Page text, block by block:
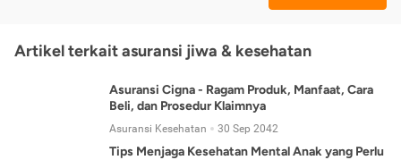
Artikel terkait asuransi jiwa & kesehatan
Asuransi Cigna - Ragam Produk, Manfaat, Cara
Beli, dan Prosedur Klaimnya
Asuransi Kesehatan 30 Sep 2042
Tips Menjaga Kesehatan Mental Anak yang Perlu